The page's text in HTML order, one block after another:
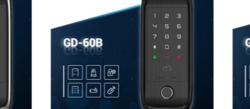
trên thị trường. Điều này là nhờ vào những tính
kiện thuận lợi cho việc cầm, nắm. Đồng thời,